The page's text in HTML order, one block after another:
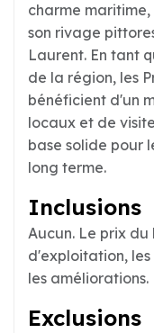
charme
son rivage
Laurent. En tant
de la région, les
bénéficient d'un
locaux et de
base solide pour
long terme.
Inclusions
Aucun. Le prix
d'exploitation,
les améliorations.
Exclusions